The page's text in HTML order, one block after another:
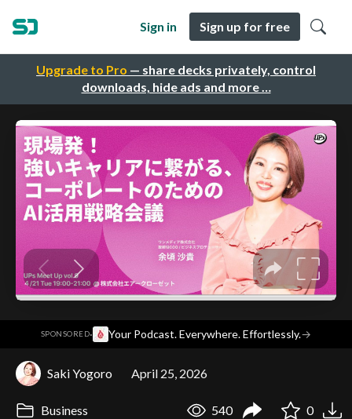
Upgrade to Pro — share decks privately, control
downloads, hide ads and more …
Sign in Sign up for free
SPONSORED· Your Podcast. Everywhere. Effortlessly.→
Saki Yogoro April 25, 2026
Business 540 0